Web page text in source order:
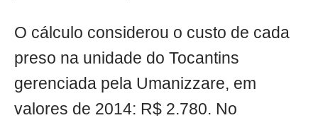
O cálculo considerou o custo de cada
preso na unidade do Tocantins
gerenciada pela Umanizzare, em
valores de 2014: R$ 2.780. No